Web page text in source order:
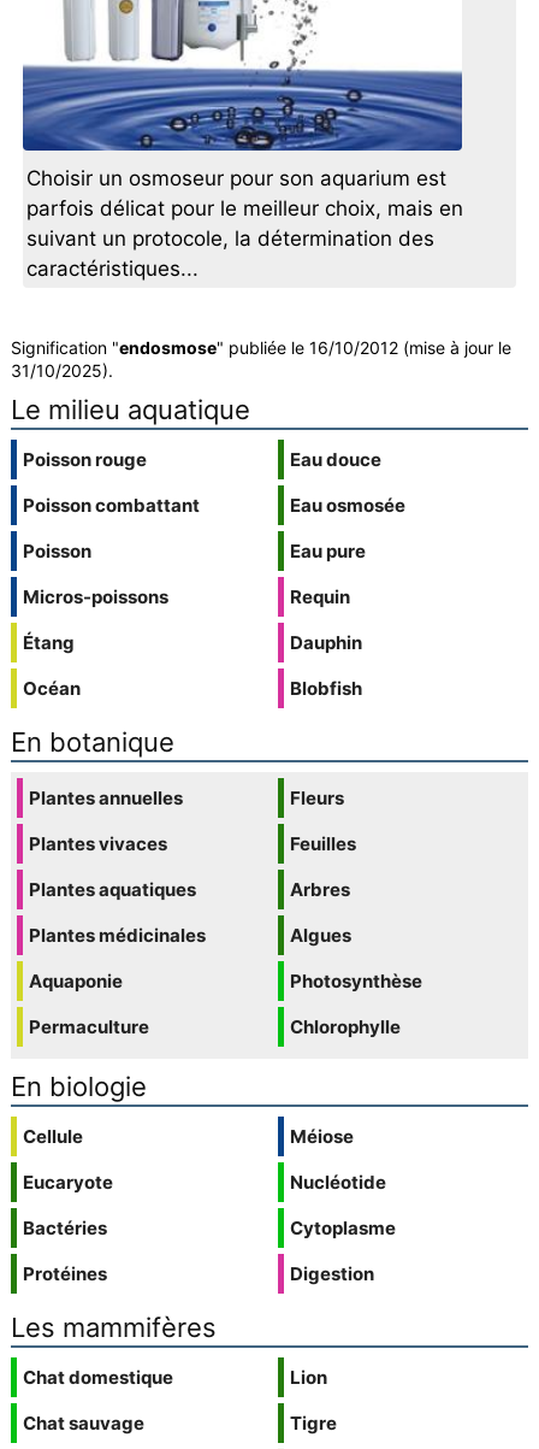
Choisir un osmoseur pour son aquarium est
parfois délicat pour le meilleur choix, mais en
suivant un protocole, la détermination des
caractéristiques...
Signification "endosmose" publiée le 16/10/2012 (mise à jour le
31/10/2025).
Le milieu aquatique
Poisson rouge
Poisson combattant
Poisson
Micros-poissons
Étang
Océan
Eau douce
Eau osmosée
Eau pure
Requin
Dauphin
Blobfish
En botanique
Plantes annuelles
Plantes vivaces
Plantes aquatiques
Plantes médicinales
Aquaponie
Permaculture
Fleurs
Feuilles
Arbres
Algues
Photosynthèse
Chlorophylle
En biologie
Cellule
Eucaryote
Bactéries
Protéines
Méiose
Nucléotide
Cytoplasme
Digestion
Les mammifères
Chat domestique
Chat sauvage
Lion
Tigre